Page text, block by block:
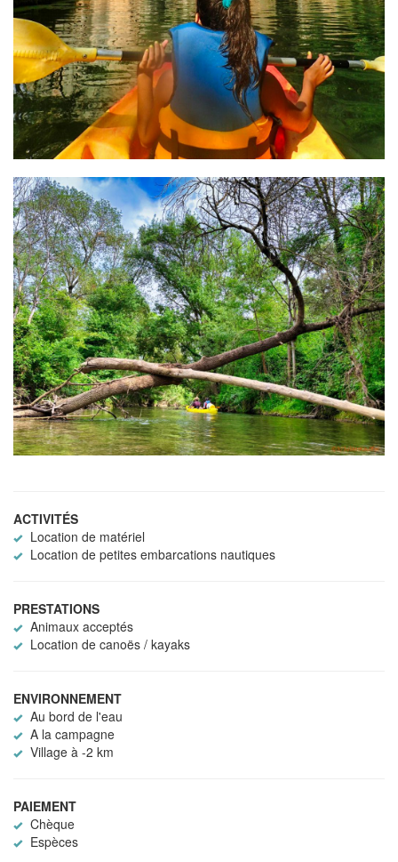
ACTIVITÉS
Location de matériel
Location de petites embarcations nautiques
PRESTATIONS
Animaux acceptés
Location de canoës / kayaks
ENVIRONNEMENT
Au bord de l'eau
A la campagne
Village à -2 km
PAIEMENT
Chèque
Espèces